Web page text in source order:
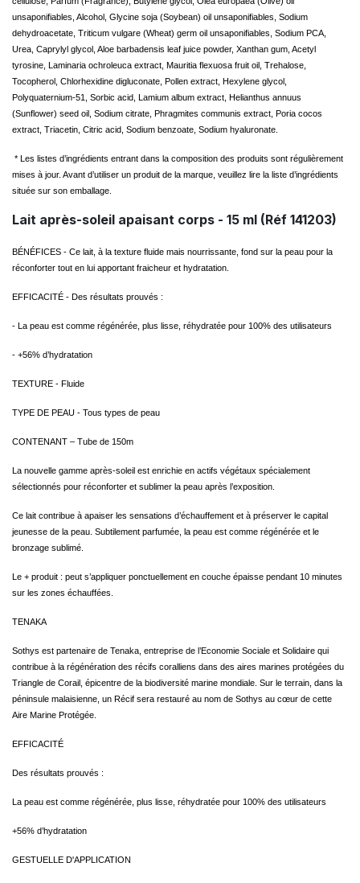
unsaponifiables, Alcohol, Glycine soja (Soybean) oil unsaponifiables, Sodium
dehydroacetate, Triticum vulgare (Wheat) germ oil unsaponifiables, Sodium PCA,
Urea, Caprylyl glycol, Aloe barbadensis leaf juice powder, Xanthan gum, Acetyl
tyrosine, Laminaria ochroleuca extract, Mauritia flexuosa fruit oil, Trehalose,
Tocopherol, Chlorhexidine digluconate, Pollen extract, Hexylene glycol,
Polyquaternium-51, Sorbic acid, Lamium album extract, Helianthus annuus
(Sunflower) seed oil, Sodium citrate, Phragmites communis extract, Poria cocos
extract, Triacetin, Citric acid, Sodium benzoate, Sodium hyaluronate.
* Les listes d’ingrédients entrant dans la composition des produits sont régulièrement
mises à jour. Avant d’utiliser un produit de la marque, veuillez lire la liste d’ingrédients
située sur son emballage.
Lait après-soleil apaisant corps - 15 ml (Réf 141203)
BÉNÉFICES - Ce lait, à la texture fluide mais nourrissante, fond sur la peau pour la
réconforter tout en lui apportant fraicheur et hydratation.
EFFICACITÉ - Des résultats prouvés :
- La peau est comme régénérée, plus lisse, réhydratée pour 100% des utilisateurs
- +56% d’hydratation
TEXTURE - Fluide
TYPE DE PEAU - Tous types de peau
CONTENANT – Tube de 150m
La nouvelle gamme après-soleil est enrichie en actifs végétaux spécialement
sélectionnés pour réconforter et sublimer la peau après l’exposition.
Ce lait contribue à apaiser les sensations d’échauffement et à préserver le capital
jeunesse de la peau. Subtilement parfumée, la peau est comme régénérée et le
bronzage sublimé.
Le + produit : peut s’appliquer ponctuellement en couche épaisse pendant 10 minutes
sur les zones échauffées.
TENAKA
Sothys est partenaire de Tenaka, entreprise de l’Economie Sociale et Solidaire qui
contribue à la régénération des récifs coralliens dans des aires marines protégées du
Triangle de Corail, épicentre de la biodiversité marine mondiale. Sur le terrain, dans la
péninsule malaisienne, un Récif sera restauré au nom de Sothys au cœur de cette
Aire Marine Protégée.
EFFICACITÉ
Des résultats prouvés :
La peau est comme régénérée, plus lisse, réhydratée pour 100% des utilisateurs
+56% d’hydratation
GESTUELLE D'APPLICATION